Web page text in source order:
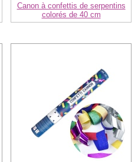
Canon à confettis de serpentins
colorés de 40 cm